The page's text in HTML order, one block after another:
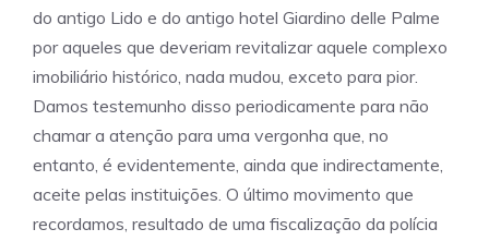
do antigo Lido e do antigo hotel Giardino delle Palme
por aqueles que deveriam revitalizar aquele complexo
imobiliário histórico, nada mudou, exceto para pior.
Damos testemunho disso periodicamente para não
chamar a atenção para uma vergonha que, no
entanto, é evidentemente, ainda que indirectamente,
aceite pelas instituições. O último movimento que
recordamos, resultado de uma fiscalização da polícia